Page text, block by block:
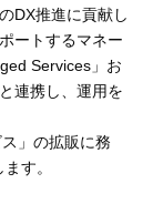
DX推進に貢献し
ートするマネー
Services」お
連携し、運用を
」の拡販に務
す。